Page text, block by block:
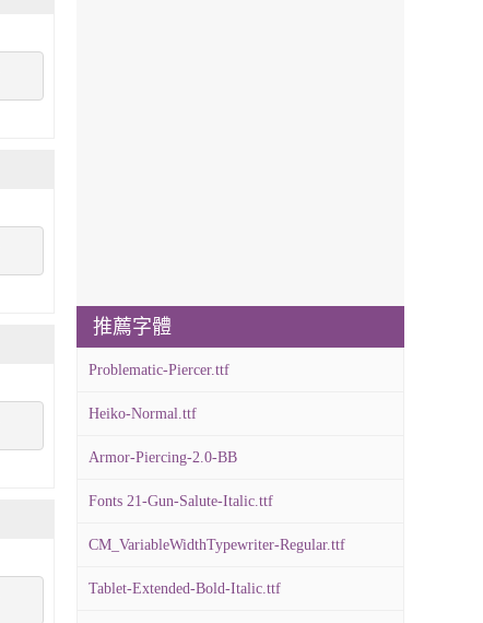
推薦字體
Problematic-Piercer.ttf
Heiko-Normal.ttf
Armor-Piercing-2.0-BB
Fonts 21-Gun-Salute-Italic.ttf
CM_VariableWidthTypewriter-Regular.ttf
Tablet-Extended-Bold-Italic.ttf